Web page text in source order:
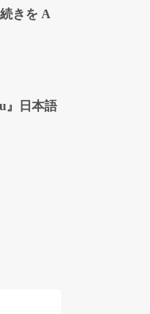
きを A
』日本語